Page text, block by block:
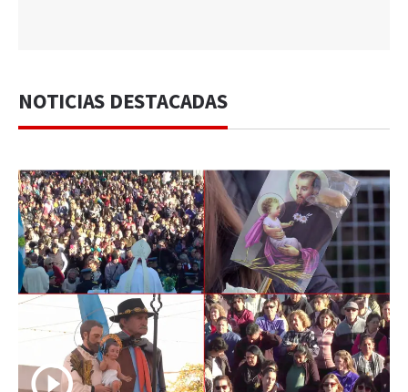
NOTICIAS DESTACADAS